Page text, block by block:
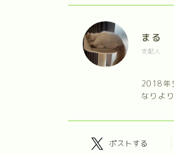
まる
支配人
2018年
なりよ
ポストする